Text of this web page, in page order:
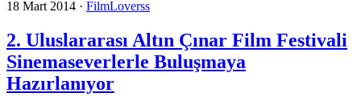
18 Mart 2014 · FilmLoverss
2. Uluslararası Altın Çınar Film Festivali
Sinemaseverlerle Buluşmaya
Hazırlanıyor